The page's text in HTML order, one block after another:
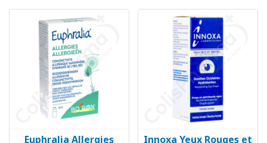
Euphralia Allergies Innoxa Yeux Rouges et